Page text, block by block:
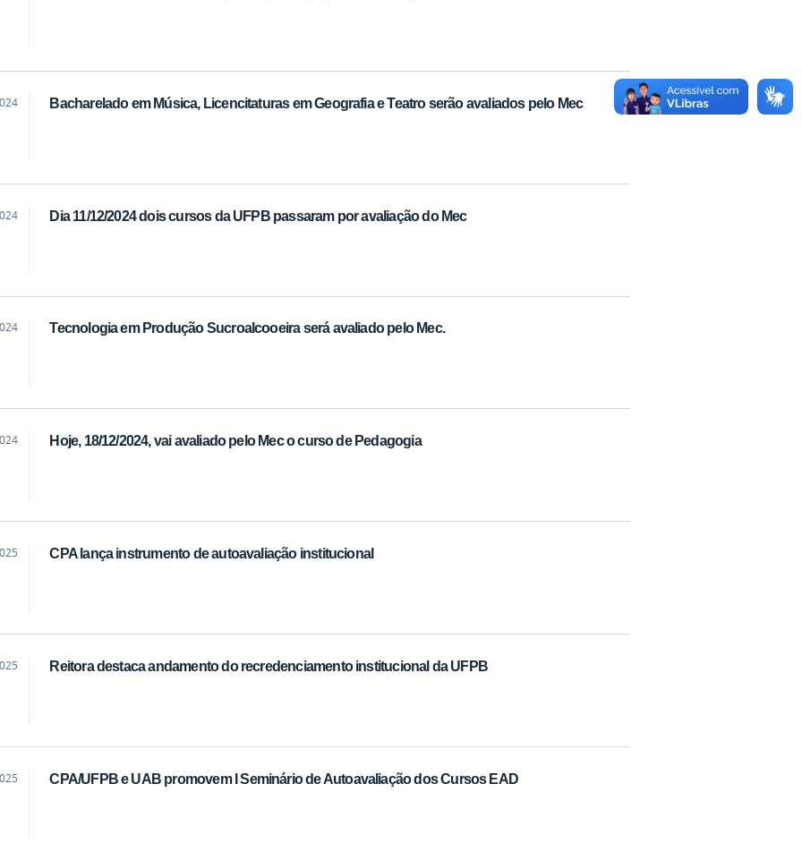
Bacharelado em Música, Licencitaturas em Geografia e Teatro serão avaliados pelo Mec
Dia 11/12/2024 dois cursos da UFPB passaram por avaliação do Mec
Tecnologia em Produção Sucroalcooeira será avaliado pelo Mec.
Hoje, 18/12/2024, vai avaliado pelo Mec o curso de Pedagogia
CPA lança instrumento de autoavaliação institucional
Reitora destaca andamento do recredenciamento institucional da UFPB
CPA/UFPB e UAB promovem I Seminário de Autoavaliação dos Cursos EAD